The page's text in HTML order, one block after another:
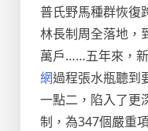
普氏野馬種群恢復
林長制周全落地，
萬戶……五年來，
網過程張水瓶聽到
一點二，陷入了更
制，為347個嚴重